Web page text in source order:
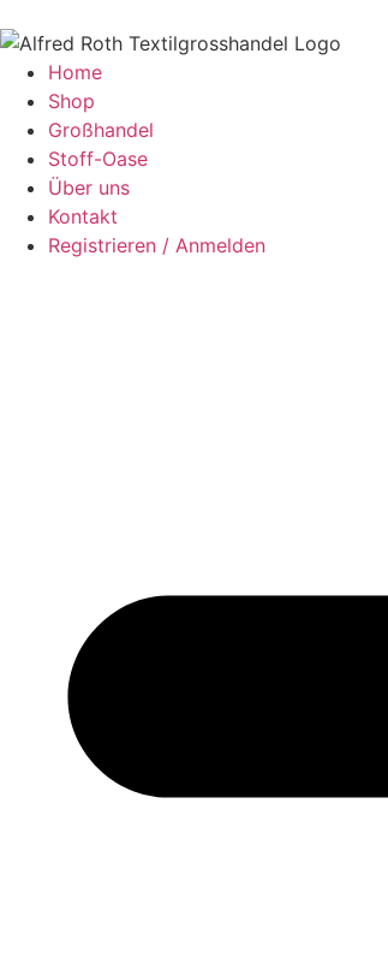
Home
Shop
Großhandel
Stoff-Oase
Über uns
Kontakt
Registrieren / Anmelden